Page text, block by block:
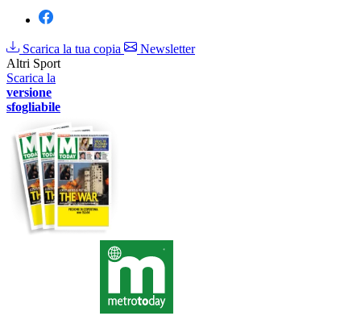
Scarica la tua copia
Newsletter
Altri Sport
Scarica la
versione
sfogliabile